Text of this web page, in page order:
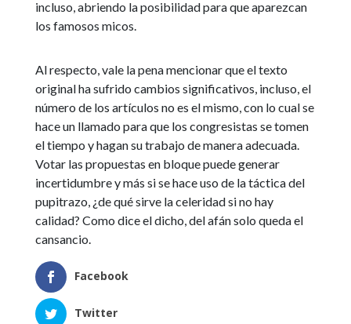
incluso, abriendo la posibilidad para que aparezcan
los famosos micos.
Al respecto, vale la pena mencionar que el texto
original ha sufrido cambios significativos, incluso, el
número de los artículos no es el mismo, con lo cual se
hace un llamado para que los congresistas se tomen
el tiempo y hagan su trabajo de manera adecuada.
Votar las propuestas en bloque puede generar
incertidumbre y más si se hace uso de la táctica del
pupitrazo, ¿de qué sirve la celeridad si no hay
calidad? Como dice el dicho, del afán solo queda el
cansancio.
Facebook
Twitter